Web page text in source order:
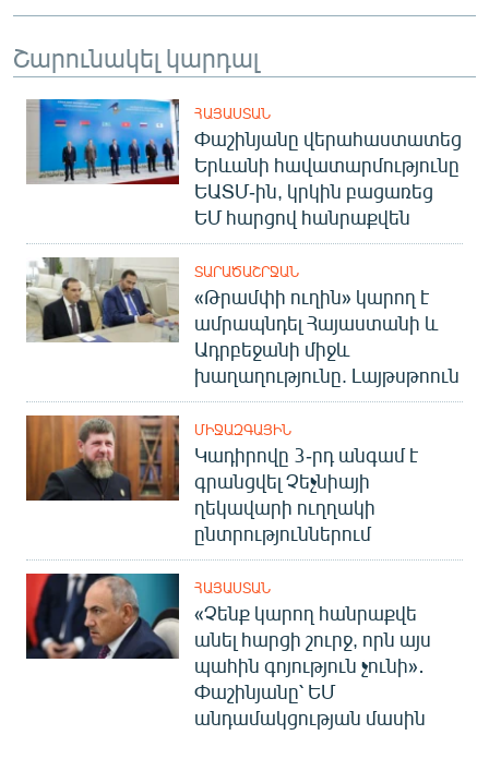
«Ազատության» բոլոր կայքերը
Շարունակել կարդալ
ՀԱՅԱՍՏԱՆ
Փաշինյանը վերահաստատեց
Երևանի հավատարմությունը
ԵԱՏՄ-ին, կրկին բացառեց
ԵՄ հարցով հանրաքվեն
ՏԱՐԱԾԱՇՐՋԱՆ
«Թրամփի ուղին» կարող է
ամրապնդել Հայաստանի և
Ադրբեջանի միջև
խաղաղությունը. Լայթսթոուն
ՄԻՋԱԶԳԱՅԻՆ
Կադիրովը 3-րդ անգամ է
գրանցվել Չեչնիայի
ղեկավարի ուղղակի
ընտրություններում
ՀԱՅԱՍՏԱՆ
«Չենք կարող հանրաքվե
անել հարցի շուրջ, որն այս
պահին գոյություն չունի»․
Փաշինյանը՝ ԵՄ
անդամակցության մասին